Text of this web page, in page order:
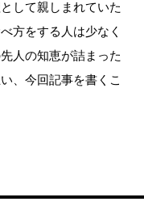
して親しまれていた
方をする人は少なく
人の知恵が詰まった
、今回記事を書くこ